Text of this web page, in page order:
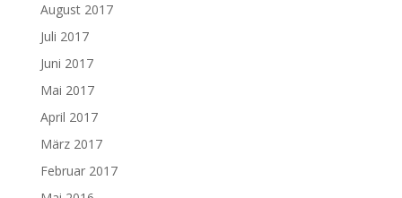
August 2017
Juli 2017
Juni 2017
Mai 2017
April 2017
März 2017
Februar 2017